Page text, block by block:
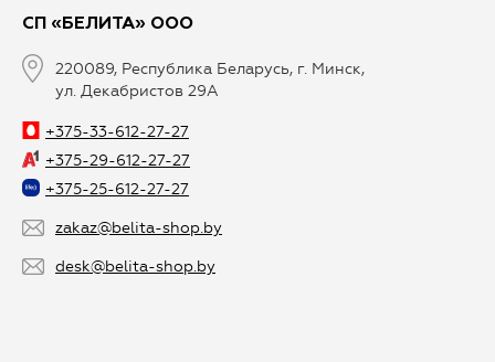
СП «БЕЛИТА» ООО
220089, Республика Беларусь, г. Минск,
ул. Декабристов 29А
+375-33-612-27-27
+375-29-612-27-27
+375-25-612-27-27
zakaz@belita-shop.by
desk@belita-shop.by